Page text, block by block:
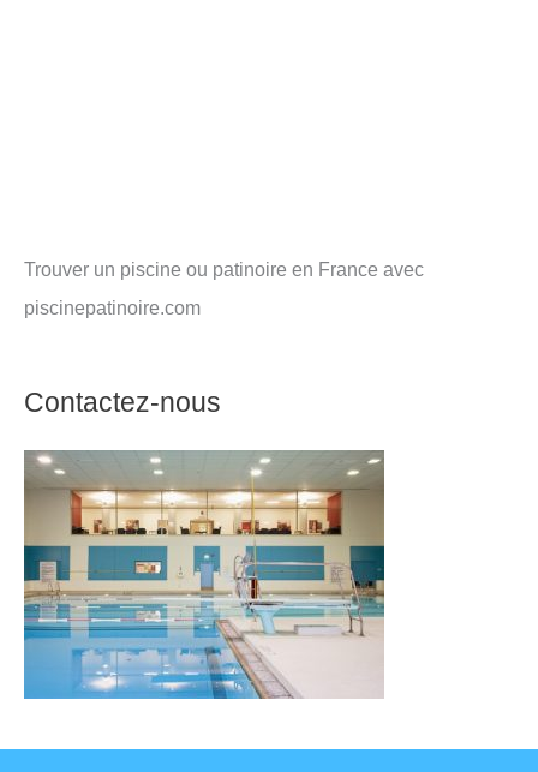
Trouver un piscine ou patinoire en France avec
piscinepatinoire.com
Contactez-nous